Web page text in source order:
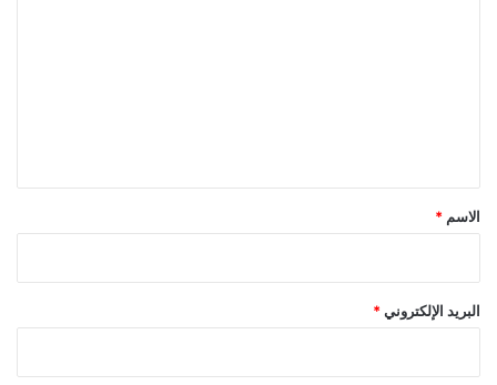
*
الاسم *
البريد الإلكتروني *